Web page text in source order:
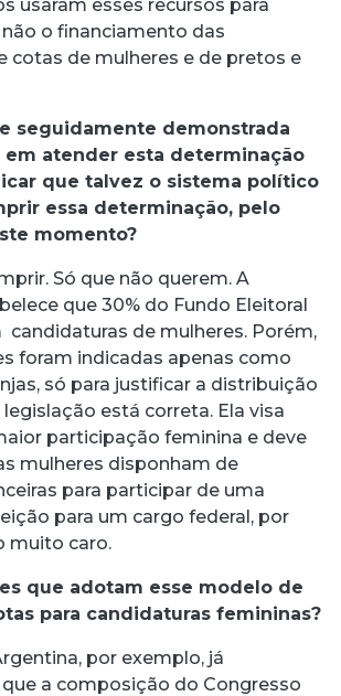
usaram esses recursos para
o financiamento das
cotas de mulheres e de pretos e
seguidamente demonstrada
em atender esta determinação
que talvez o sistema político
essa determinação, pelo
momento?
Só que não querem. A
que 30% do Fundo Eleitoral
de mulheres. Porém,
foram indicadas apenas como
só para justificar a distribuição
está correta. Ela visa
participação feminina e deve
mulheres disponham de
para participar de uma
para um cargo federal, por
muito caro.
que adotam esse modelo de
para candidaturas femininas?
por exemplo, já
a composição do Congresso